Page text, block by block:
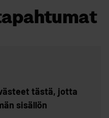
tästä, jotta
sisällön